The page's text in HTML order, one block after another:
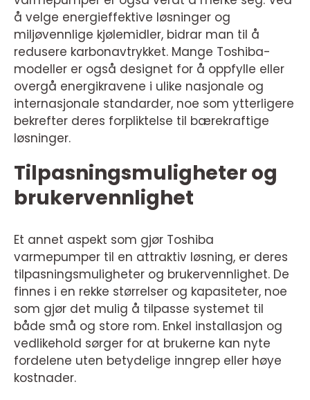
å velge energieffektive løsninger og
miljøvennlige kjølemidler, bidrar man til å
redusere karbonavtrykket. Mange Toshiba-
modeller er også designet for å oppfylle eller
overgå energikravene i ulike nasjonale og
internasjonale standarder, noe som ytterligere
bekrefter deres forpliktelse til bærekraftige
løsninger.
Tilpasningsmuligheter og
brukervennlighet
Et annet aspekt som gjør Toshiba
varmepumper til en attraktiv løsning, er deres
tilpasningsmuligheter og brukervennlighet. De
finnes i en rekke størrelser og kapasiteter, noe
som gjør det mulig å tilpasse systemet til
både små og store rom. Enkel installasjon og
vedlikehold sørger for at brukerne kan nyte
fordelene uten betydelige inngrep eller høye
kostnader.